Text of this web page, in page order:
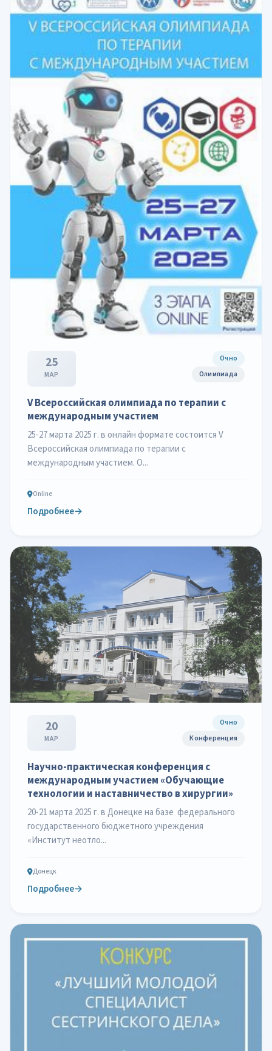
25
МАР
Очно
Олимпиада
V Всероссийская олимпиада по терапии с
международным участием
25-27 марта 2025 г. в онлайн формате состоится V
Всероссийская олимпиада по терапии с
международным участием. О...
Online
Подробнее→
20
МАР
Очно
Конференция
Научно-практическая конференция с
международным участием «Обучающие
технологии и наставничество в хирургии»
20-21 марта 2025 г. в Донецке на базе федерального
государственного бюджетного учреждения
«Институт неотло...
Донецк
Подробнее→